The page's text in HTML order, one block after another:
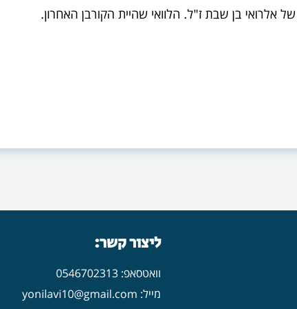
אלרואי בן שבת ז"ל. הלוואי שהיית הקורבן האחרון.
ליצור קשר:
וואטסאפ: 0546702313
מייל: yonilavi10@gmail.com